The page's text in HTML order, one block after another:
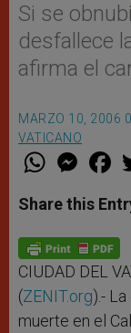
Si se
desfallece
afirma el
MARZO 10, 2006
VATICANO
W
t
s
p
p
M
e
s
e
g
e
r
F
a
e
b
o
k
Share this
CIUDAD DEL
(ZENIT.org).-
muerte en el